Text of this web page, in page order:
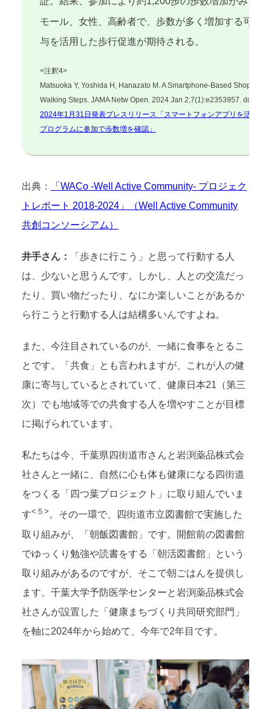
モール、女性、高齢者で、歩数が多く増加する可能
与を活用した歩行促進が期待される。
<注釈4>
Matsuoka Y, Yoshida H, Hanazato M. A Smartphone-Based Shopping
Walking Steps. JAMA Netw Open. 2024 Jan 2;7(1):e2353957. doi:
2024年1月31日発表プレスリリース「スマートフォンアプリを活用し
プログラムに参加で歩数増を確認」
出典：
「WACo -Well Active Community- プロジェク
トレポート 2018-2024」（Well Active Community
共創コンソーシアム）
井手さん：
「歩きに行こう」と思って行動する人
は、少ないと思うんです。しかし、人との交流だっ
たり、買い物だったり、なにか楽しいことがあるか
ら行こうと行動する人は結構多いんですよね。
また、今注目されているのが、一緒に食事をとるこ
とです。「共食」とも言われますが、これが人の健
康に寄与しているとされていて、健康日本21（第三
次）でも地域等での共食する人を増やすことが目標
に掲げられています。
私たちは今、千葉県四街道市さんと岩渕薬品株式会
社さんと一緒に、自然に心も体も健康になる四街道
をつくる「四つ葉プロジェクト」に取り組んでいま
す<５>。その一環で、四街道市立図書館で実施した
取り組みが、「朝飯図書館」です。開館前の図書館
でゆっくり勉強や読書をする「朝活図書館」という
取り組みがあるのですが、そこで朝ごはんを提供し
ます。千葉大学予防医学センターと岩渕薬品株式会
社さんが設置した「健康まちづくり共同研究部門」
を軸に2024年から始めて、今年で2年目です。